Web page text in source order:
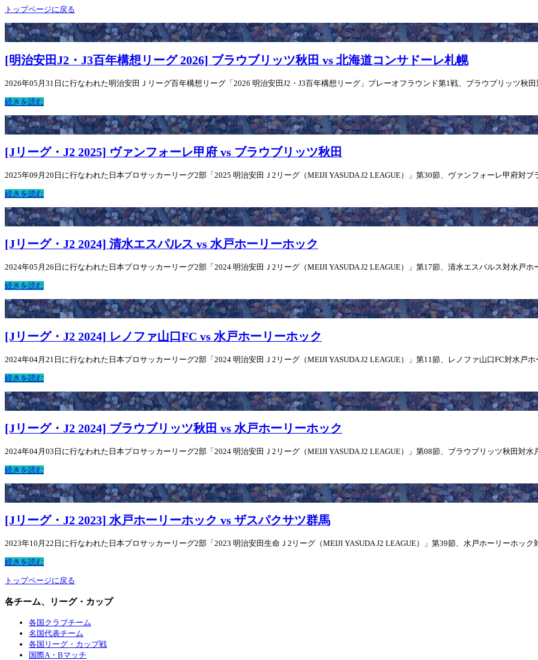
トップページに戻る
[明治安田J2・J3百年構想リーグ 2026] ブラウブリッツ秋田 vs 北海道コンサドーレ札幌
2026年05月31日に行なわれた明治安田Ｊリーグ百年構想リーグ「2026 明治安田J2・J3百年構想リーグ」プレーオフラウンド第1戦、ブラウブリッツ秋
続きを読む
[Jリーグ・J2 2025] ヴァンフォーレ甲府 vs ブラウブリッツ秋田
2025年09月20日に行なわれた日本プロサッカーリーグ2部「2025 明治安田Ｊ2リーグ（MEIJI YASUDA J2 LEAGUE）」第30節、ヴァンフォーレ甲府対
続きを読む
[Jリーグ・J2 2024] 清水エスパルス vs 水戸ホーリーホック
2024年05月26日に行なわれた日本プロサッカーリーグ2部「2024 明治安田Ｊ2リーグ（MEIJI YASUDA J2 LEAGUE）」第17節、清水エスパルス対水戸
続きを読む
[Jリーグ・J2 2024] レノファ山口FC vs 水戸ホーリーホック
2024年04月21日に行なわれた日本プロサッカーリーグ2部「2024 明治安田Ｊ2リーグ（MEIJI YASUDA J2 LEAGUE）」第11節、レノファ山口FC対水戸
続きを読む
[Jリーグ・J2 2024] ブラウブリッツ秋田 vs 水戸ホーリーホック
2024年04月03日に行なわれた日本プロサッカーリーグ2部「2024 明治安田Ｊ2リーグ（MEIJI YASUDA J2 LEAGUE）」第08節、ブラウブリッツ秋田対
続きを読む
[Jリーグ・J2 2023] 水戸ホーリーホック vs ザスパクサツ群馬
2023年10月22日に行なわれた日本プロサッカーリーグ2部「2023 明治安田生命Ｊ2リーグ（MEIJI YASUDA J2 LEAGUE）」第39節、水戸ホーリーホッ
続きを読む
トップページに戻る
各チーム、リーグ・カップ
各国クラブチーム
名国代表チーム
各国リーグ・カップ戦
国際A・Bマッチ